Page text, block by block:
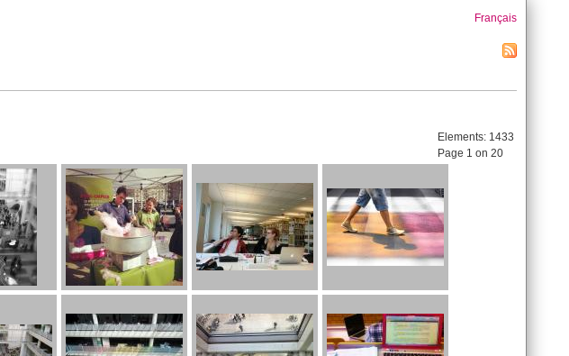
Français
Elements: 1433
Page 1 on 20